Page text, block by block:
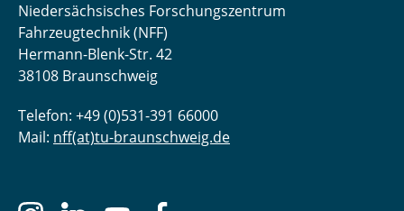
Niedersächsisches Forschungszentrum
Fahrzeugtechnik (NFF)
Hermann-Blenk-Str. 42
38108 Braunschweig
Telefon: +49 (0)531-391 66000
Mail: nff(at)tu-braunschweig.de